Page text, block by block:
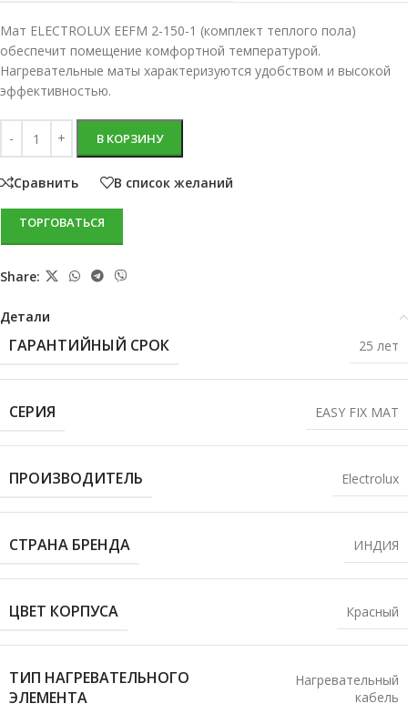
Мат ELECTROLUX EEFM 2-150-1 (комплект теплого пола)
обеспечит помещение комфортной температурой.
Нагревательные маты характеризуются удобством и высокой
эффективностью.
В КОРЗИНУ
Сравнить В список желаний
ТОРГОВАТЬСЯ
Share:
Детали
ГАРАНТИЙНЫЙ СРОК 25 лет
СЕРИЯ EASY FIX MAT
ПРОИЗВОДИТЕЛЬ Electrolux
СТРАНА БРЕНДА ИНДИЯ
ЦВЕТ КОРПУСА Красный
ТИП НАГРЕВАТЕЛЬНОГО
ЭЛЕМЕНТА
Нагревательный
кабель